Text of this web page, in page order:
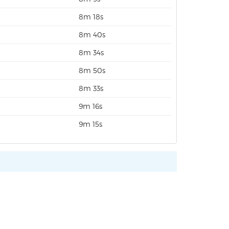
8m 18s
8m 40s
8m 34s
8m 50s
8m 33s
9m 16s
9m 15s